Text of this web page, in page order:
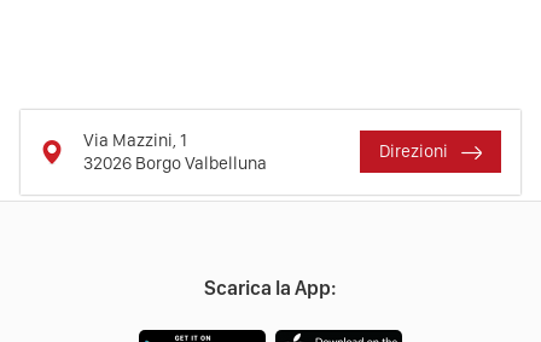
Via Mazzini, 1
32026 Borgo Valbelluna
Direzioni
Scarica la App: